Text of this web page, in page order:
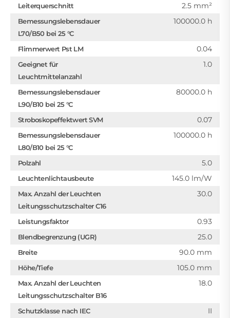
Leiterquerschnitt 2.5 mm²
Bemessungslebensdauer
L70/B50 bei 25 °C
100000.0 h
Flimmerwert Pst LM 0.04
Geeignet für
Leuchtmittelanzahl
1.0
Bemessungslebensdauer
L90/B10 bei 25 °C
80000.0 h
Stroboskopeffektwert SVM 0.07
Bemessungslebensdauer
L80/B10 bei 25 °C
100000.0 h
Polzahl 5.0
Leuchtenlichtausbeute 145.0 lm/W
Max. Anzahl der Leuchten
Leitungsschutzschalter C16
30.0
Leistungsfaktor 0.93
Blendbegrenzung (UGR) 25.0
Breite 90.0 mm
Höhe/Tiefe 105.0 mm
Max. Anzahl der Leuchten
Leitungsschutzschalter B16
18.0
Schutzklasse nach IEC
II